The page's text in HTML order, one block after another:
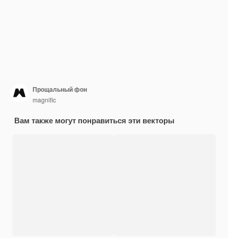
Прощальный фон
magnific
Вам также могут понравиться эти векторы